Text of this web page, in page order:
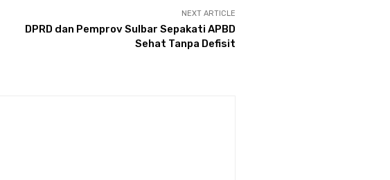
NEXT ARTICLE
DPRD dan Pemprov Sulbar Sepakati APBD
Sehat Tanpa Defisit